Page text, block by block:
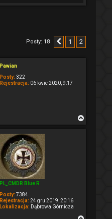
Posty: 18 Poprzednia
1 2
Pawian
Posty: 322
Rejestracja: 06 kwie 2020, 9:17
PL_CMDR Blue R
Posty: 7384
Rejestracja: 24 gru 2019, 20:16
Lokalizacja: Dąbrowa Górnicza